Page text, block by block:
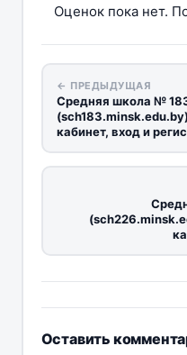
Оценок пока нет.
← ПРЕДЫДУЩАЯ
Средняя школа №
кабинет, вход и
Оставить